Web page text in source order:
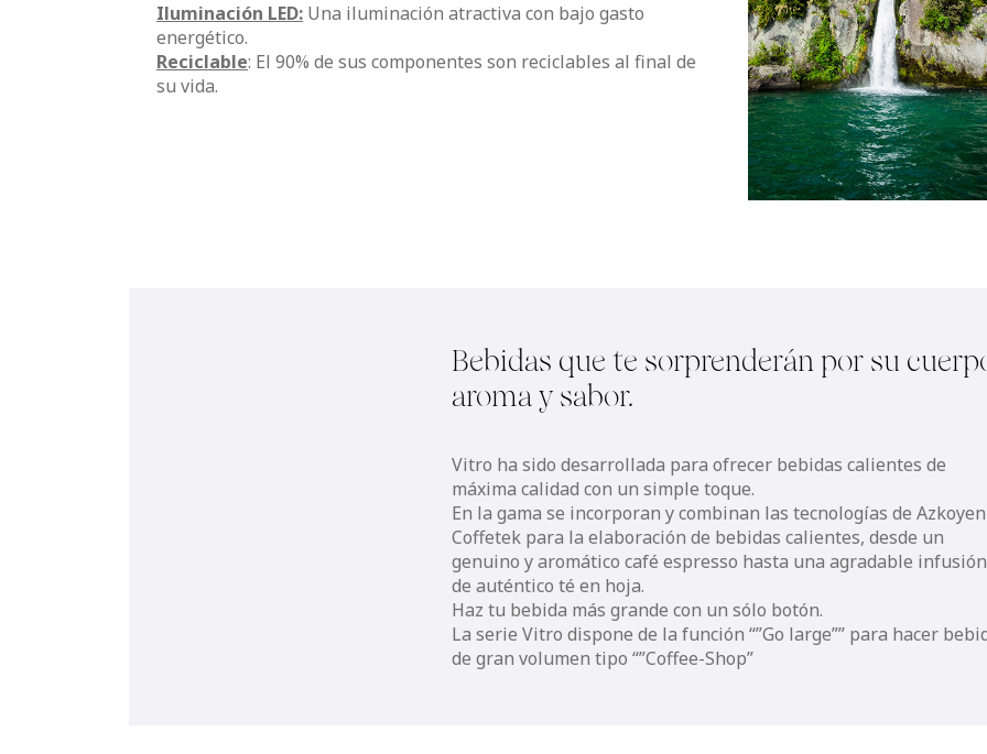
Iluminación LED: Una iluminación atractiva con bajo gasto
energético.
Reciclable: El 90% de sus componentes son reciclables al final de
su vida.
Bebidas que te sorprenderán por su
aroma y sabor.
Vitro ha sido desarrollada para ofrecer bebidas calientes de
máxima calidad con un simple toque.
En la gama se incorporan y combinan las tecnologías de
Coffetek para la elaboración de bebidas calientes, desde un
genuino y aromático café espresso hasta una agradable infusión
de auténtico té en hoja.
Haz tu bebida más grande con un sólo botón.
La serie Vitro dispone de la función “”Go large”” para hacer
de gran volumen tipo “”Coffee-Shop”